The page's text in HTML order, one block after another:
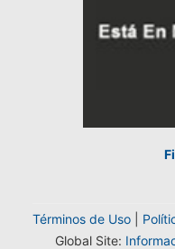
Términos de Uso
Global Site: